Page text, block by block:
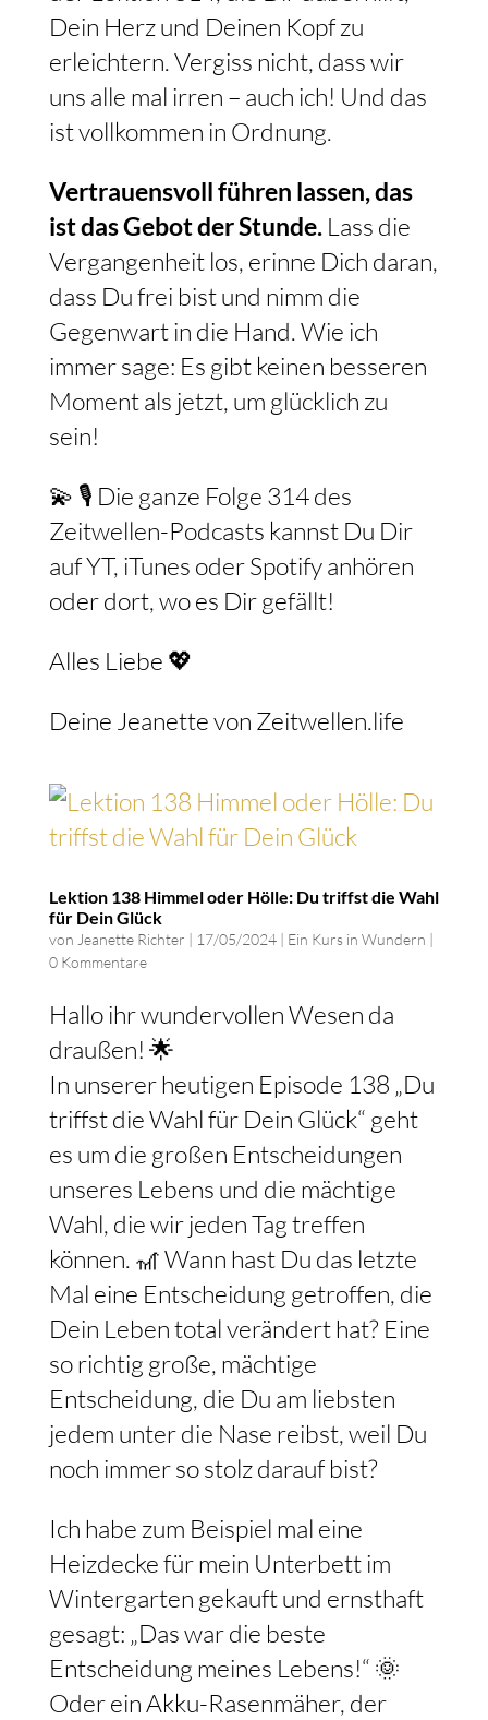
Dein Herz und Deinen Kopf zu
erleichtern. Vergiss nicht, dass wir
uns alle mal irren – auch ich! Und das
ist vollkommen in Ordnung.
Vertrauensvoll führen lassen, das
ist das Gebot der Stunde.Lass die
Vergangenheit los, erinne Dich daran,
dass Du frei bist und nimm die
Gegenwart in die Hand. Wie ich
immer sage: Es gibt keinen besseren
Moment als jetzt, um glücklich zu
sein!
💫 🎙️ Die ganze Folge 314 des
Zeitwellen-Podcasts kannst Du Dir
auf YT, iTunes oder Spotify anhören
oder dort, wo es Dir gefällt!⁠
Alles Liebe 💖 ⁠
Deine Jeanette von Zeitwellen.life⁠
Lektion 138 Himmel oder Hölle: Du triffst die Wahl
für Dein Glück
von Jeanette Richter | 17/05/2024| Ein Kurs in Wundern |
0 Kommentare
Hallo ihr wundervollen Wesen da
draußen! 🌟
In unserer heutigen Episode 138 „Du
triffst die Wahl für Dein Glück“ geht
es um die großen Entscheidungen
unseres Lebens und die mächtige
Wahl, die wir jeden Tag treffen
können. 🎢 Wann hast Du das letzte
Mal eine Entscheidung getroffen, die
Dein Leben total verändert hat? Eine
so richtig große, mächtige
Entscheidung, die Du am liebsten
jedem unter die Nase reibst, weil Du
noch immer so stolz darauf bist?
Ich habe zum Beispiel mal eine
Heizdecke für mein Unterbett im
Wintergarten gekauft und ernsthaft
gesagt: „Das war die beste
Entscheidung meines Lebens!“ 🌞
Oder ein Akku-Rasenmäher, der